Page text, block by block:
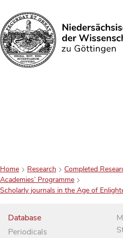
Search
Home Research
Completed
Academies’ Programme
Scholarly journals in the Age of
Database
Periodicals